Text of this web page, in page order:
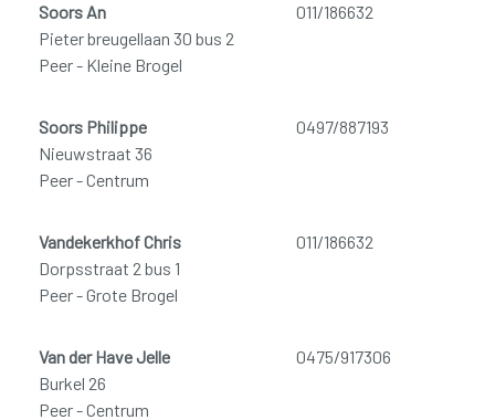
Soors An
Pieter breugellaan 30 bus 2
Peer - Kleine Brogel
011/186632
Soors Philippe
Nieuwstraat 36
Peer - Centrum
0497/887193
Vandekerkhof Chris
Dorpsstraat 2 bus 1
Peer - Grote Brogel
011/186632
Van der Have Jelle
Burkel 26
Peer - Centrum
0475/917306